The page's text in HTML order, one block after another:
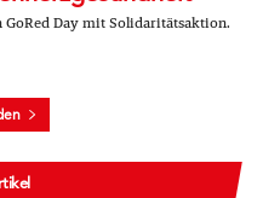
GoRed Day mit Solidaritätsaktion.